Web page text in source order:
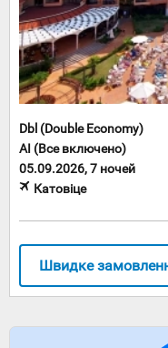
Dbl (Double Economy)
AI (Все включено)
05.09.2026, 7 ночей
Катовіце
Швидке